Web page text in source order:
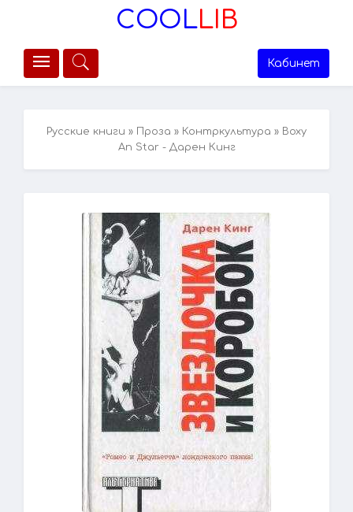
COOLLIB
Кабинет
Русские книги » Проза » Контркультура » Boxy
An Star - Дарен Кинг